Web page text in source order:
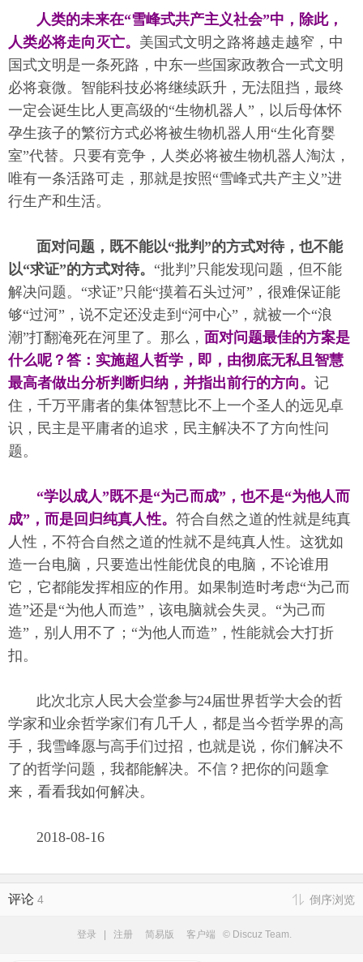
人类的未来在“雪峰式共产主义社会”中，除此，
人类必将走向灭亡。 美国式文明之路将越走越窄，中
国式文明是一条死路，中东一些国家政教合一式文明
必将衰微。智能科技必将继续跃升，无法阻挡，最终
一定会诞生比人更高级的“生物机器人”，以后母体怀
孕生孩子的繁衍方式必将被生物机器人用“生化育婴
室”代替。只要有竞争，人类必将被生物机器人淘汰，
唯有一条活路可走，那就是按照“雪峰式共产主义”进
行生产和生活。
面对问题，既不能以“批判”的方式对待，也不能
以“求证”的方式对待。 “批判”只能发现问题，但不能
解决问题。“求证”只能“摸着石头过河”，很难保证能
够“过河”，说不定还没走到“河中心”，就被一个“浪
潮”打翻淹死在河里了。那么， 面对问题最佳的方案是
什么呢？答：实施超人哲学，即，由彻底无私且智慧
最高者做出分析判断归纳，并指出前行的方向。 记
住，千万平庸者的集体智慧比不上一个圣人的远见卓
识，民主是平庸者的追求，民主解决不了方向性问
题。
“学以成人”既不是“为己而成”，也不是“为他人而
成”，而是回归纯真人性。 符合自然之道的性就是纯真
人性，不符合自然之道的性就不是纯真人性。这犹如
造一台电脑，只要造出性能优良的电脑，不论谁用
它，它都能发挥相应的作用。如果制造时考虑“为己而
造”还是“为他人而造”，该电脑就会失灵。“为己而
造”，别人用不了；“为他人而造”，性能就会大打折
扣。
此次北京人民大会堂参与24届世界哲学大会的哲
学家和业余哲学家们有几千人，都是当今哲学界的高
手，我雪峰愿与高手们过招，也就是说，你们解决不
了的哲学问题，我都能解决。不信？把你的问题拿
来，看看我如何解决。
2018-08-16
评论 4 倒序浏览
登录 注册 简易版 客户端 © Discuz Team.